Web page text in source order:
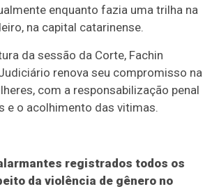
enquanto fazia uma trilha na
na capital catarinense.
da sessão da Corte, Fachin
renova seu compromisso na
com a responsabilização penal
e o acolhimento das vitimas.
registrados todos os
da violência de gênero no